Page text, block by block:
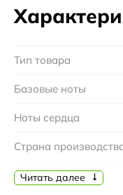
притягательную
изысканности.
Валентино - это не
не исключение. Его
Тип товара
Базовые ноты
Ноты сердца
Страна
Бренд
Читать далее